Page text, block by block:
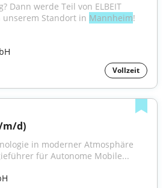
Dann werde Teil von ELBEIT
unserem Standort in Mannheim!
Vollzeit
m/d)
in moderner Atmosphäre
für Autonome Mobile...